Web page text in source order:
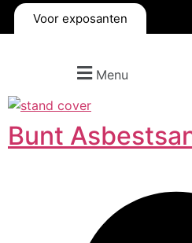
Voor exposanten
Menu
Bunt